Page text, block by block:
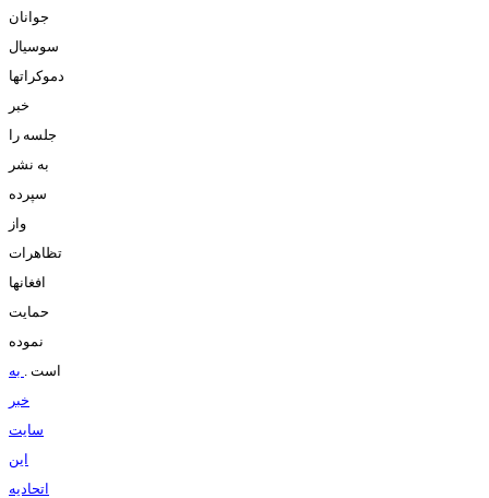
جوانان
سوسيال
دموکراتها
خبر
جلسه را
به نشر
سپرده
واز
تظاهرات
افغانها
حمايت
نموده
است
به
خبر
سايت
اين
اتحاديه